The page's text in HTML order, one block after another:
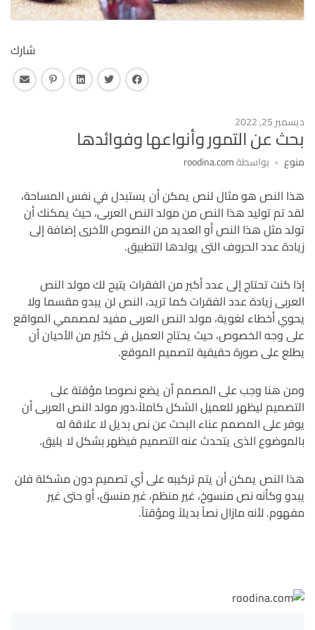
شارك
فايس بوك
تويتر لينكـد انبنترست
ديسمبر 25, 2022
بحث عن التمور وأنواعها وفوائدها
منوع بواسطةroodina.com
هذا النص هو مثال لنص يمكن أن يستبدل في نفس المساحة،
لقد تم توليد هذا النص من مولد النص العربى، حيث يمكنك أن
تولد مثل هذا النص أو العديد من النصوص الأخرى إضافة إلى
زيادة عدد الحروف التى يولدها التطبيق.
إذا كنت تحتاج إلى عدد أكبر من الفقرات يتيح لك مولد النص
العربى زيادة عدد الفقرات كما تريد، النص لن يبدو مقسما ولا
يحوي أخطاء لغوية، مولد النص العربى مفيد لمصممي المواقع
على وجه الخصوص، حيث يحتاج العميل فى كثير من الأحيان أن
يطلع على صورة حقيقية لتصميم الموقع.
ومن هنا وجب على المصمم أن يضع نصوصا مؤقتة على
التصميم ليظهر للعميل الشكل كاملاً،دور مولد النص العربى أن
يوفر على المصمم عناء البحث عن نص بديل لا علاقة له
بالموضوع الذى يتحدث عنه التصميم فيظهر بشكل لا يليق.
هذا النص يمكن أن يتم تركيبه على أي تصميم دون مشكلة فلن
يبدو وكأنه نص منسوخ، غير منظم، غير منسق، أو حتى غير
مفهوم. لأنه مازال نصاً بديلاً ومؤقتاً.